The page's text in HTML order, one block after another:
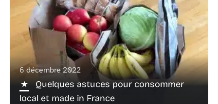
6 décembre 2022
Quelques astuces pour consommer
local et made in France